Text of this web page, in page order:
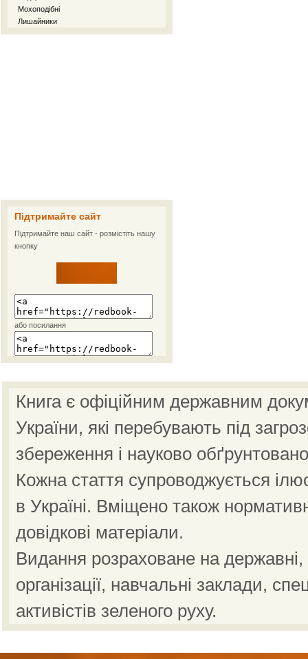
Мохоподібні
Лишайники
Підтримайте сайт
Підтримайте наш сайт - розмістіть нашу
кнопку
або посилання
Книга є офіційним державним
України, які перебувають під
збереження і науково
Кожна стаття супроводжується
в Україні. Вміщено також
довідкові матеріали.
Видання розраховане на державні,
організації, навчальні заклади,
активістів зеленого руху.